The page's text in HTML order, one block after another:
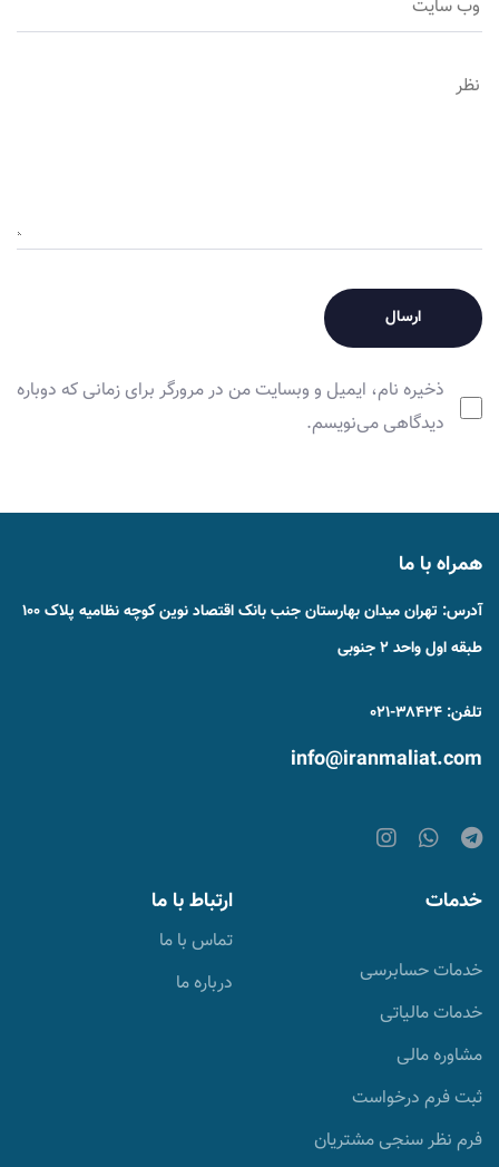
ذخیره نام، ایمیل و وبسایت من در مرورگر برای زمانی که دوباره
دیدگاهی می‌نویسم.
همراه با ما
آدرس: تهران میدان بهارستان جنب بانک اقتصاد نوین کوچه نظامیه پلاک ۱۰۰
طبقه اول واحد ۲ جنوبی
تلفن: ۳۸۴۲۴-۰۲۱
info@iranmaliat.com
خدمات
خدمات حسابرسی
خدمات مالیاتی
مشاوره مالی
ثبت فرم درخواست
فرم نظر سنجی مشتریان
ارتباط با ما
تماس با ما
درباره ما